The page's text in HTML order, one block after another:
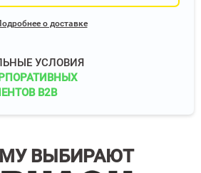
о доставке
УСЛОВИЯ
B2B
ВЫБИРАЮТ